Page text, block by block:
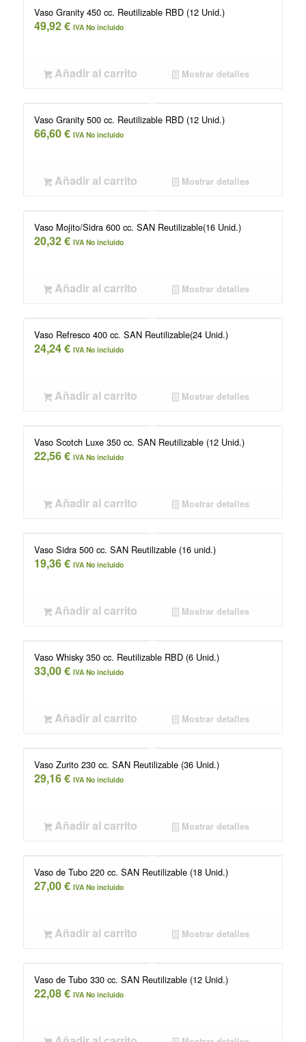
Vaso Granity 450 cc. Reutilizable RBD (12 Unid.)
49,92€ IVA No incluido
Añadir al carrito Mostrar detalles
Vaso Granity 500 cc. Reutilizable RBD (12 Unid.)
66,60€ IVA No incluido
Añadir al carrito Mostrar detalles
Vaso Mojito/Sidra 600 cc. SAN Reutilizable(16 Unid.)
20,32€ IVA No incluido
Añadir al carrito Mostrar detalles
Vaso Refresco 400 cc. SAN Reutilizable(24 Unid.)
24,24€ IVA No incluido
Añadir al carrito Mostrar detalles
Vaso Scotch Luxe 350 cc. SAN Reutilizable (12 Unid.)
22,56€ IVA No incluido
Añadir al carrito Mostrar detalles
Vaso Sidra 500 cc. SAN Reutilizable (16 unid.)
19,36€ IVA No incluido
Añadir al carrito Mostrar detalles
Vaso Whisky 350 cc. Reutilizable RBD (6 Unid.)
33,00€ IVA No incluido
Añadir al carrito Mostrar detalles
Vaso Zurito 230 cc. SAN Reutilizable (36 Unid.)
29,16€ IVA No incluido
Añadir al carrito Mostrar detalles
Vaso de Tubo 220 cc. SAN Reutilizable (18 Unid.)
27,00€ IVA No incluido
Añadir al carrito Mostrar detalles
Vaso de Tubo 330 cc. SAN Reutilizable (12 Unid.)
22,08€ IVA No incluido